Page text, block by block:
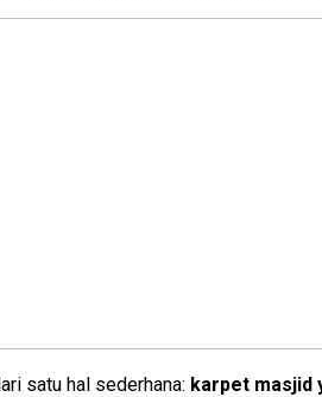
satu hal sederhana: karpet masjid